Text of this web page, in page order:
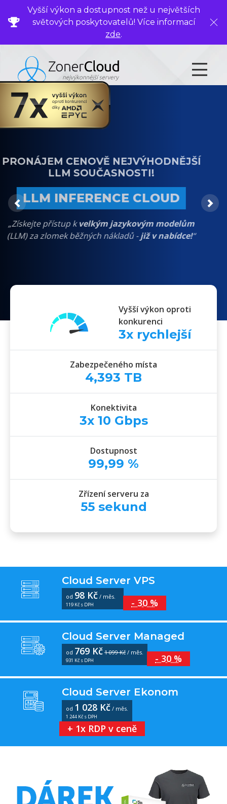
Vyšší výkon a dostupnost než u největších
světových poskytovatelů! Více informací
zde.
PRONÁJEM CENOVĚ NEJVÝHODNĚJŠÍ
LLM SOUČASNOSTI!
LLM INFERENCE CLOUD
„Získejte přístup kvelkým jazykovým modelům
(LLM) za zlomek běžných nákladů -již v nabídce!
Previous
Vyšší výkon oproti
konkurenci
3x rychlejší
Zabezpečeného místa
4,393 TB
Konektivita
3x 10 Gbps
Dostupnost
99,99 %
Zřízení serveru za
55sekund
Cloud Server VPS
od 98 Kč / měs.
119 Kč s DPH - 30 %
Cloud Server Managed
od 769 Kč 1 099 Kč / měs.
931 Kč s DPH - 30 %
Cloud Server Ekonom
od 1 028 Kč / měs.
1 244 Kč s DPH
+ 1x RDP v ceně